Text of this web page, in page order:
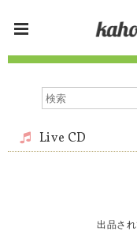
Live CD
出品さ